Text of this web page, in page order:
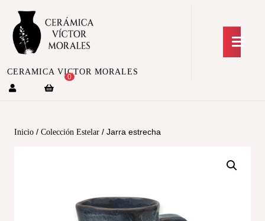
CERAMICA VICTOR MORALES
0
Inicio / Colección Estelar / Jarra estrecha